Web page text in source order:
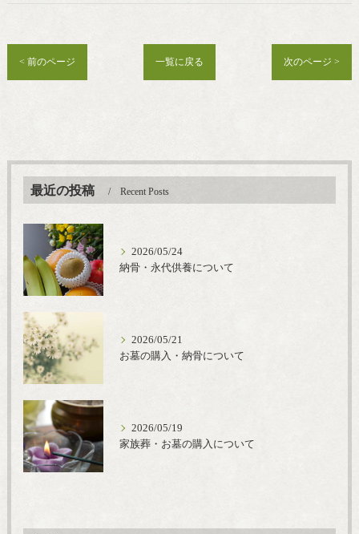
< 前のページ 一覧に戻る 次のページ >
最近の投稿 Recent Posts
2026/05/24
納骨・永代供養について
2026/05/21
お墓の購入・納骨について
2026/05/19
家族葬・お墓の購入について